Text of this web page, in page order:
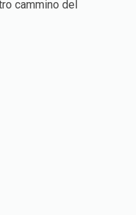
cammino del